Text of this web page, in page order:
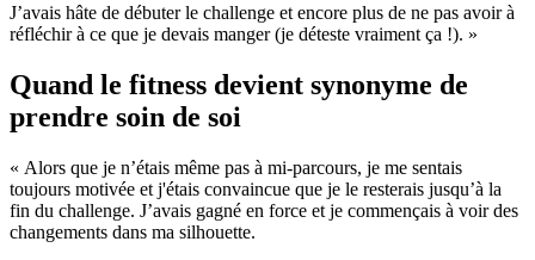
J’avais hâte de débuter le challenge et encore plus de ne pas avoir à
réfléchir à ce que je devais manger (je déteste vraiment ça !). »
Quand le fitness devient synonyme de
prendre soin de soi
« Alors que je n’étais même pas à mi-parcours, je me sentais
toujours motivée et j'étais convaincue que je le resterais jusqu’à la
fin du challenge. J’avais gagné en force et je commençais à voir des
changements dans ma silhouette.